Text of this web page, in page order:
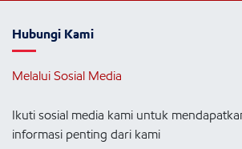
Hubungi Kami
Melalui Sosial Media
Ikuti sosial media kami untuk
informasi penting dari kami